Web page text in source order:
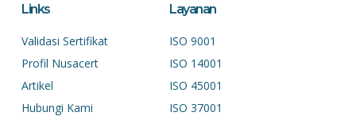
Links
Validasi Sertifikat
Profil Nusacert
Artikel
Hubungi Kami
Layanan
ISO 9001
ISO 14001
ISO 45001
ISO 37001